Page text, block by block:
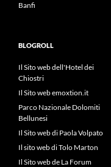
Banfi
BLOGROLL
Il Sito web dell'Hotel dei
Chiostri
Il Sito web emoxtion.it
Parco Nazionale Dolomiti
Bellunesi
Il Sito web di Paola Volpato
Il sito web di Tolo Marton
Il Sito web de La Forum